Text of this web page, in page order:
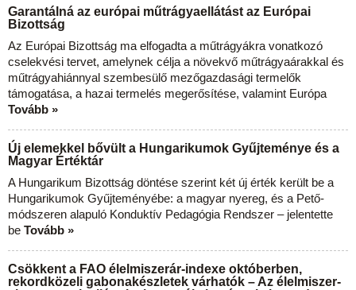
Garantálná az európai műtrágyaellátást az Európai
Bizottság
Az Európai Bizottság ma elfogadta a műtrágyákra vonatkozó
cselekvési tervet, amelynek célja a növekvő műtrágyaárakkal és
műtrágyahiánnyal szembesülő mezőgazdasági termelők
támogatása, a hazai termelés megerősítése, valamint Európa
Tovább »
Új elemekkel bővült a Hungarikumok Gyűjteménye és a
Magyar Értéktár
A Hungarikum Bizottság döntése szerint két új érték került be a
Hungarikumok Gyűjteményébe: a magyar nyereg, és a Pető-
módszeren alapuló Konduktív Pedagógia Rendszer – jelentette
be Tovább »
Csökkent a FAO élelmiszerár-indexe októberben,
rekordközeli gabonakészletek várhatók – Az élelmiszer-